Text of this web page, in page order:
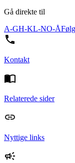
Gå direkte til
A-GH-KL-NO-Å
Kontakt
Relaterede sider
Nyttige links